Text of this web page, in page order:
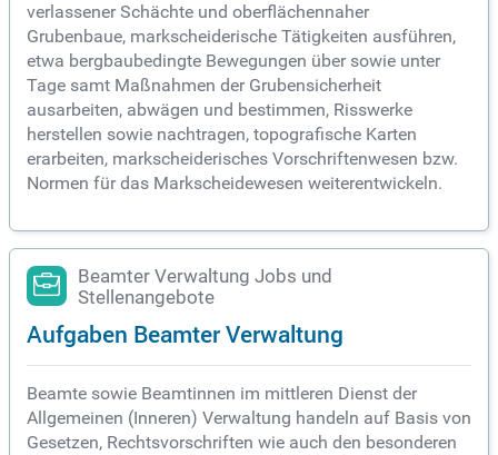
verlassener Schächte und oberflächennaher
Grubenbaue, markscheiderische Tätigkeiten ausführen,
etwa bergbaubedingte Bewegungen über sowie unter
Tage samt Maßnahmen der Grubensicherheit
ausarbeiten, abwägen und bestimmen, Risswerke
herstellen sowie nachtragen, topografische Karten
erarbeiten, markscheiderisches Vorschriftenwesen bzw.
Normen für das Markscheidewesen weiterentwickeln.
Beamter Verwaltung Jobs und
Stellenangebote
Aufgaben Beamter Verwaltung
Beamte sowie Beamtinnen im mittleren Dienst der
Allgemeinen (Inneren) Verwaltung handeln auf Basis von
Gesetzen, Rechtsvorschriften wie auch den besonderen